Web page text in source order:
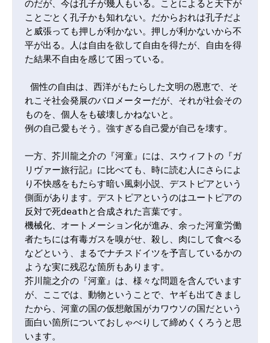
のだが、今は孔子が幾人もいる。ことによると天下が
ことごとく孔子かも知れない。だからおれは孔子だよ
と威張っても押しが利かない。押しが利かないから不
平が出る。人は自由を欲して自由を得たが、自由を得
た結果不自由を感じて困っている。
れこそ社会発展のバロメーターだが、それが社会その
ものを、個人をも破壊しかねないと。
例の自己愛もそう。強すぎる自己愛が自己を壊す。
一方、芥川龍之介の『河童』には、スウィフトの『ガ
リヴァー旅行記』に比べても、時に読む人にさらによ
り不快感をもたらす暗い風刺小説、デストピアという
側面があります。デストピアというのはユートピアの
反対で死deathと合成された言葉です。
機械化、オートメーション化が進み、余った河童労働
者たちには有毒ガスを嗅がせ、殺し、肉にして食べる
などという、まるでナチスドイツを予言しているかの
ような実に残忍な箇所もあります。
芥川龍之介の『河童』は、様々な問題を含んでいます
が、ここでは、動物ということで、ヤギも出てきまし
たから、河童の国の仮想敵国がカワウソの国だという
面白い箇所についておしゃべりして締めくくろうと思
います。